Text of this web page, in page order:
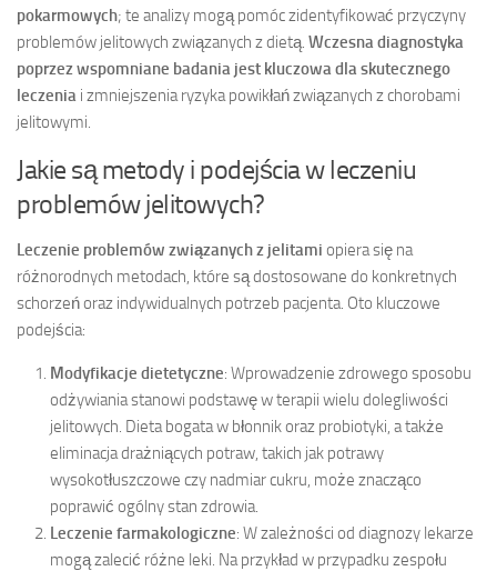
pokarmowych; te analizy mogą pomóc zidentyfikować przyczyny
problemów jelitowych związanych z dietą. Wczesna diagnostyka
poprzez wspomniane badania jest kluczowa dla skutecznego
leczenia i zmniejszenia ryzyka powikłań związanych z chorobami
jelitowymi.
Jakie są metody i podejścia w leczeniu
problemów jelitowych?
Leczenie problemów związanych z jelitami opiera się na
różnorodnych metodach, które są dostosowane do konkretnych
schorzeń oraz indywidualnych potrzeb pacjenta. Oto kluczowe
podejścia:
Modyfikacje dietetyczne: Wprowadzenie zdrowego sposobu
odżywiania stanowi podstawę w terapii wielu dolegliwości
jelitowych. Dieta bogata w błonnik oraz probiotyki, a także
eliminacja drażniących potraw, takich jak potrawy
wysokotłuszczowe czy nadmiar cukru, może znacząco
poprawić ogólny stan zdrowia.
Leczenie farmakologiczne: W zależności od diagnozy lekarze
mogą zalecić różne leki. Na przykład w przypadku zespołu